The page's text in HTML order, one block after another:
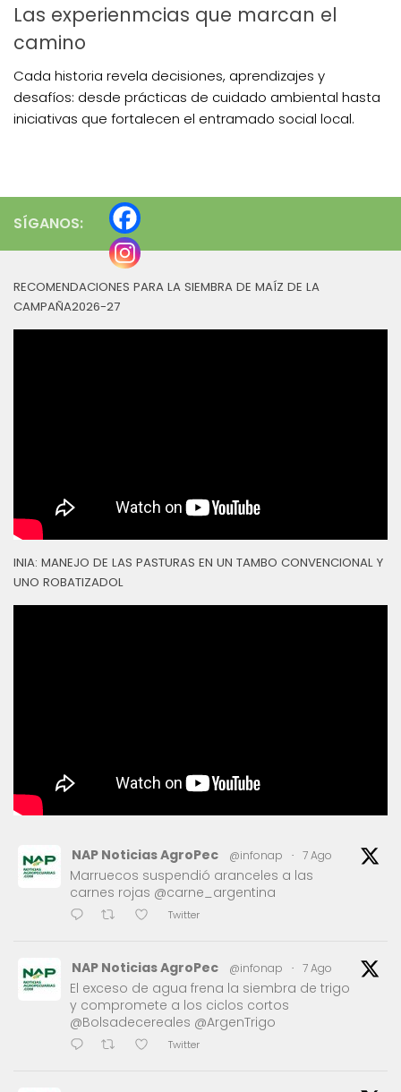
Las experienmcias que marcan el
camino
Cada historia revela decisiones, aprendizajes y
desafíos: desde prácticas de cuidado ambiental hasta
iniciativas que fortalecen el entramado social local.
SÍGANOS:
RECOMENDACIONES PARA LA SIEMBRA DE MAÍZ DE LA
CAMPAÑA2026-27
INIA: MANEJO DE LAS PASTURAS EN UN TAMBO CONVENCIONAL Y
UNO ROBATIZADOL
NAP Noticias AgroPec @infonap · 7 Ago
Marruecos suspendió aranceles a las
carnes rojas @carne_argentina
Twitter
NAP Noticias AgroPec @infonap · 7 Ago
El exceso de agua frena la siembra de trigo
y compromete a los ciclos cortos
@Bolsadecereales @ArgenTrigo
Twitter